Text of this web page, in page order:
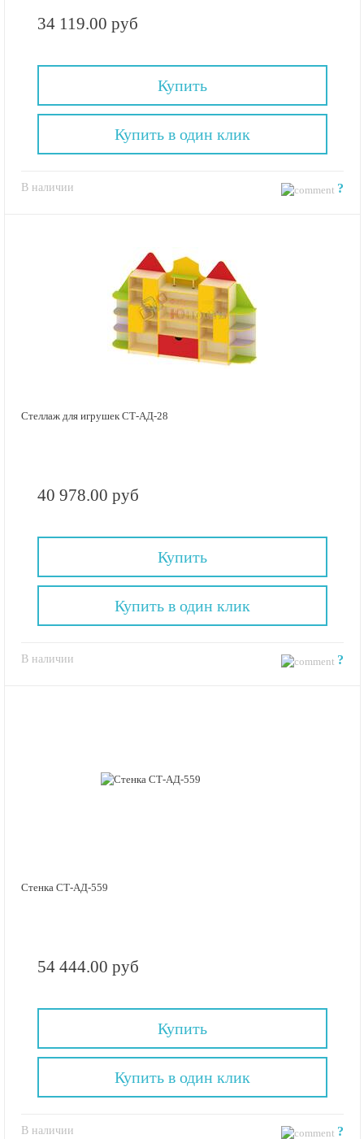
34 119.00 руб
Купить
В наличии ?
Купить в один клик
Стеллаж для игрушек СТ-АД-28
40 978.00 руб
Купить
В наличии ?
Купить в один клик
Стенка СТ-АД-559
54 444.00 руб
Купить
В наличии ?
Купить в один клик